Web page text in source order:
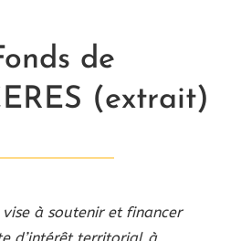
de
(extrait)
à soutenir et financer
d’intérêt territorial à